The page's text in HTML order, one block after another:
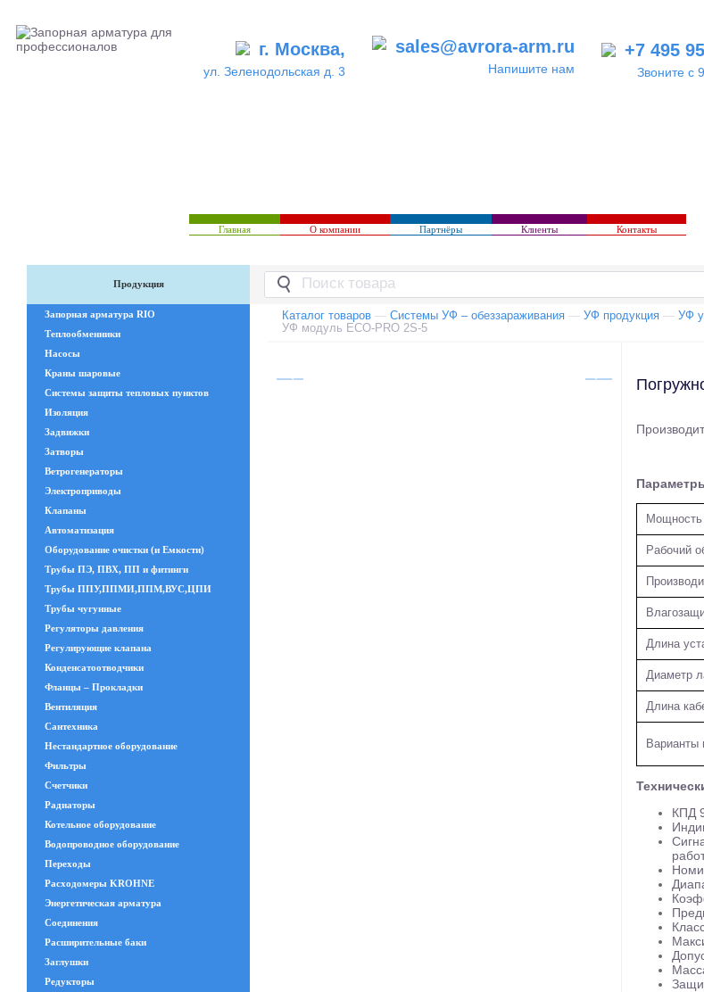
г. Москва,
ул. Зеленодольская д. 3
sales@avrora-arm.ru
Напишите нам
+7 495
Звоните с
Главная О компании Партнёры Клиенты Контакты
Продукция
Запорная арматура RIO
Теплообменники
Насосы
Краны шаровые
Системы защиты тепловых пунктов
Изоляция
Задвижки
Затворы
Ветрогенераторы
Электроприводы
Клапаны
Автоматизация
Оборудование очистки (и Емкости)
Трубы ПЭ, ПВХ, ПП и фитинги
Трубы ППУ,ППМИ,ППМ,ВУС,ЦПИ
Трубы чугунные
Регуляторы давления
Регулирующие клапана
Конденсатоотводчики
Фланцы – Прокладки
Вентиляция
Сантехника
Нестандартное оборудование
Фильтры
Счетчики
Радиаторы
Котельное оборудование
Водопроводное оборудование
Переходы
Расходомеры KROHNE
Энергетическая арматура
Соединения
Расширительные баки
Заглушки
Редукторы
Каталог товаров — Системы УФ – обеззараживания — УФ продукция — УФ
УФ модуль ECO-PRO 2S-5
Мощность
Рабочий
Длина
Диаметр
Длина
Варианты
КПД